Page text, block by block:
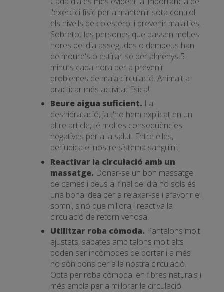
l'exercici físic per a mantenir sota control
els nivells de colesterol i prevenir malalties.
Sobretot les persones que passen moltes
hores del dia assegudes o dempeus han
de moure's o estirar-se per almenys 5
minuts cada hora per a prevenir
problemes de mala circulació. Anima't a
practicar més activitat física!
Beure aigua suficient. La
deshidratació, ja t'ho hem explicat en un
altre article, té moltes conseqüències
negatives per a la salut. Entre elles,
perjudica el nostre sistema sanguini.
Reactivar la circulació amb un
massatge. Donar-se un bon massatge
de cames i peus al final del dia no sols és
una bona idea per a relaxar-se i afavorir el
somni, sinó que millora i reactiva la
circulació de retorn venosa.
Utilitzar roba còmoda. Pantalons molt
ajustats, sabates amb talons molt alts
poden ser incòmodes de portar i a més
no són bons per a la nostra circulació.
Opta per roba còmoda, en fibres naturals i
més ampla per a millorar la circulació